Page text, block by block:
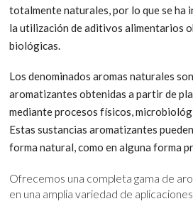
totalmente naturales, por lo que se ha
la utilización de aditivos alimentarios
biológicas.
Los denominados aromas naturales
aromatizantes obtenidas a partir de
mediante procesos físicos,
Estas sustancias aromatizantes
forma natural, como en alguna forma
Ofrecemos una completa gama de
en una amplia variedad de